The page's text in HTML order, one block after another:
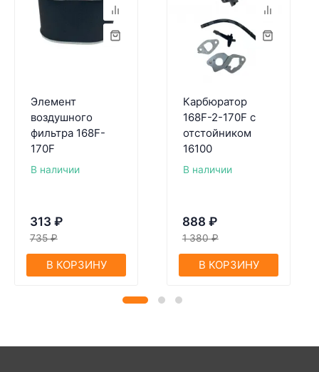
Элемент
воздушного
фильтра 168F-
170F
В наличии
313 ₽
735 ₽
В КОРЗИНУ
Карбюратор
168F-2-170F с
отстойником
16100
В наличии
888 ₽
1 380 ₽
В КОРЗИНУ